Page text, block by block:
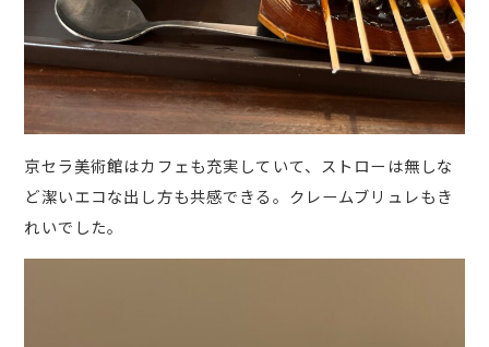
京セラ美術館はカフェも充実していて、ストローは無しな
ど潔いエコな出し方も共感できる。クレームブリュレもき
れいでした。